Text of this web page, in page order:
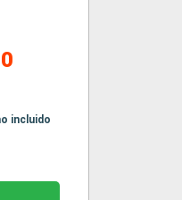
incluido